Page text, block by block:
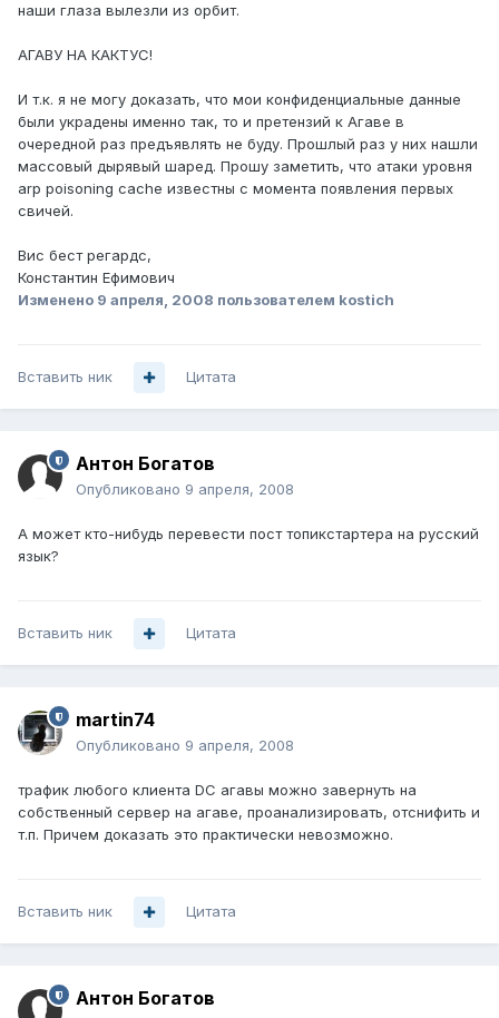
наши глаза вылезли из орбит.
АГАВУ НА КАКТУС!
И т.к. я не могу доказать, что мои конфиденциальные данные
были украдены именно так, то и претензий к Агаве в
очередной раз предъявлять не буду. Прошлый раз у них нашли
массовый дырявый шаред. Прошу заметить, что атаки уровня
arp poisoning cache известны с момента появления первых
свичей.
Вис бест регардс,
Константин Ефимович
Изменено 9 апреля, 2008 пользователем kostich
Вставить ник Цитата
Антон Богатов
Опубликовано 9 апреля, 2008
А может кто-нибудь перевести пост топикстартера на русский
язык?
Вставить ник Цитата
martin74
Опубликовано 9 апреля, 2008
трафик любого клиента DC агавы можно завернуть на
собственный сервер на агаве, проанализировать, отснифить и
т.п. Причем доказать это практически невозможно.
Вставить ник Цитата
Антон Богатов